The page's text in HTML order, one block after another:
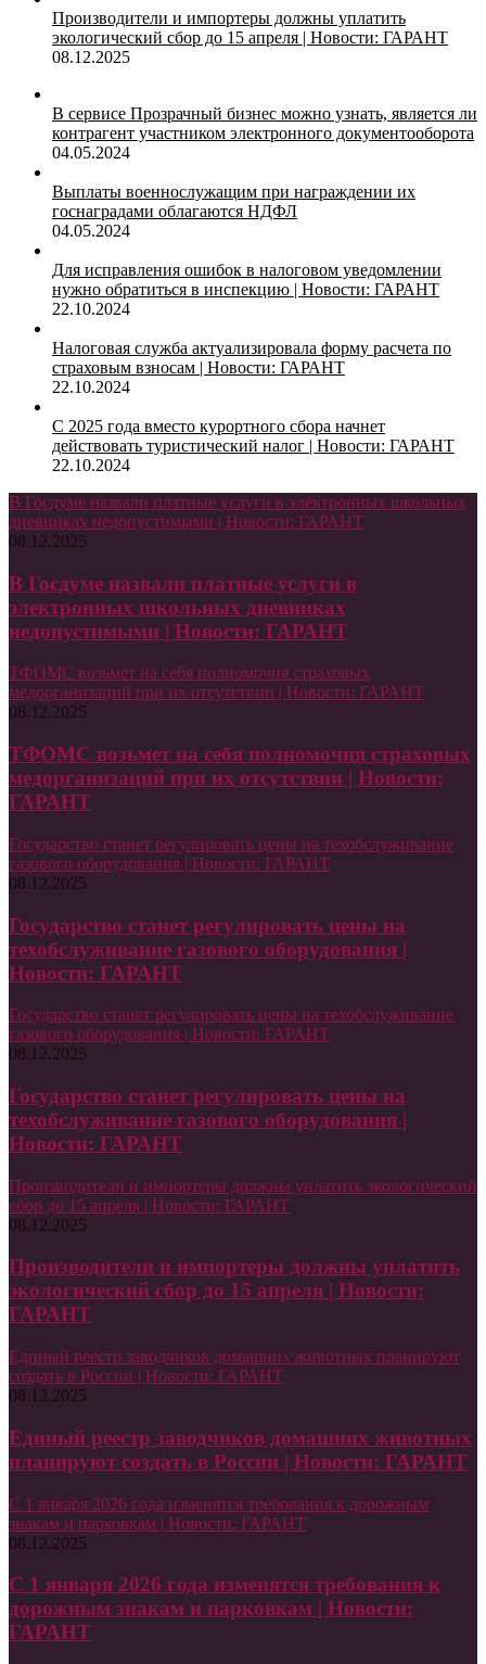
Производители и импортеры должны уплатить
экологический сбор до 15 апреля | Новости: ГАРАНТ
08.12.2025
В сервисе Прозрачный бизнес можно узнать, является ли
контрагент участником электронного документооборота
04.05.2024
Выплаты военнослужащим при награждении их
госнаградами облагаются НДФЛ
04.05.2024
Для исправления ошибок в налоговом уведомлении
нужно обратиться в инспекцию | Новости: ГАРАНТ
22.10.2024
Налоговая служба актуализировала форму расчета по
страховым взносам | Новости: ГАРАНТ
22.10.2024
С 2025 года вместо курортного сбора начнет
действовать туристический налог | Новости: ГАРАНТ
22.10.2024
В Госдуме назвали платные услуги в электронных школьных
дневниках недопустимыми | Новости: ГАРАНТ
08.12.2025
В Госдуме назвали платные услуги в
электронных школьных дневниках
недопустимыми | Новости: ГАРАНТ
ТФОМС возьмет на себя полномочия страховых
медорганизаций при их отсутствии | Новости: ГАРАНТ
08.12.2025
ТФОМС возьмет на себя полномочия страховых
медорганизаций при их отсутствии | Новости:
ГАРАНТ
Государство станет регулировать цены на техобслуживание
газового оборудования | Новости: ГАРАНТ
08.12.2025
Государство станет регулировать цены на
техобслуживание газового оборудования |
Новости: ГАРАНТ
Государство станет регулировать цены на техобслуживание
газового оборудования | Новости: ГАРАНТ
08.12.2025
Государство станет регулировать цены на
техобслуживание газового оборудования |
Новости: ГАРАНТ
Производители и импортеры должны уплатить экологический
сбор до 15 апреля | Новости: ГАРАНТ
08.12.2025
Производители и импортеры должны уплатить
экологический сбор до 15 апреля | Новости:
ГАРАНТ
Единый реестр заводчиков домашних животных планируют
создать в России | Новости: ГАРАНТ
08.12.2025
Единый реестр заводчиков домашних животных
планируют создать в России | Новости: ГАРАНТ
С 1 января 2026 года изменятся требования к дорожным
знакам и парковкам | Новости: ГАРАНТ
08.12.2025
С 1 января 2026 года изменятся требования к
дорожным знакам и парковкам | Новости:
ГАРАНТ